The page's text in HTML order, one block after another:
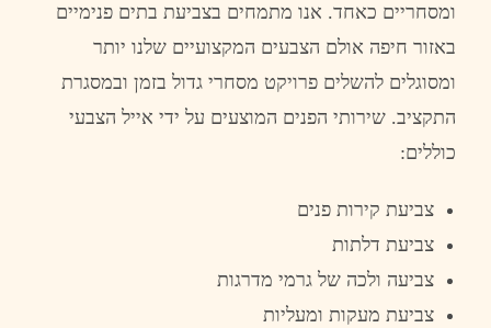
ומסחריים כאחד. אנו מתמחים בצביעת בתים פנימיים
באזור חיפה אולם הצבעים המקצועיים שלנו יותר
ומסוגלים להשלים פרויקט מסחרי גדול בזמן ובמסגרת
התקציב.שירותי הפנים המוצעים על ידי אייל הצבעי
כוללים:
צביעת קירות פנים
צביעת דלתות
צביעה ולכה של גרמי מדרגות
צביעת מעקות ומעליות